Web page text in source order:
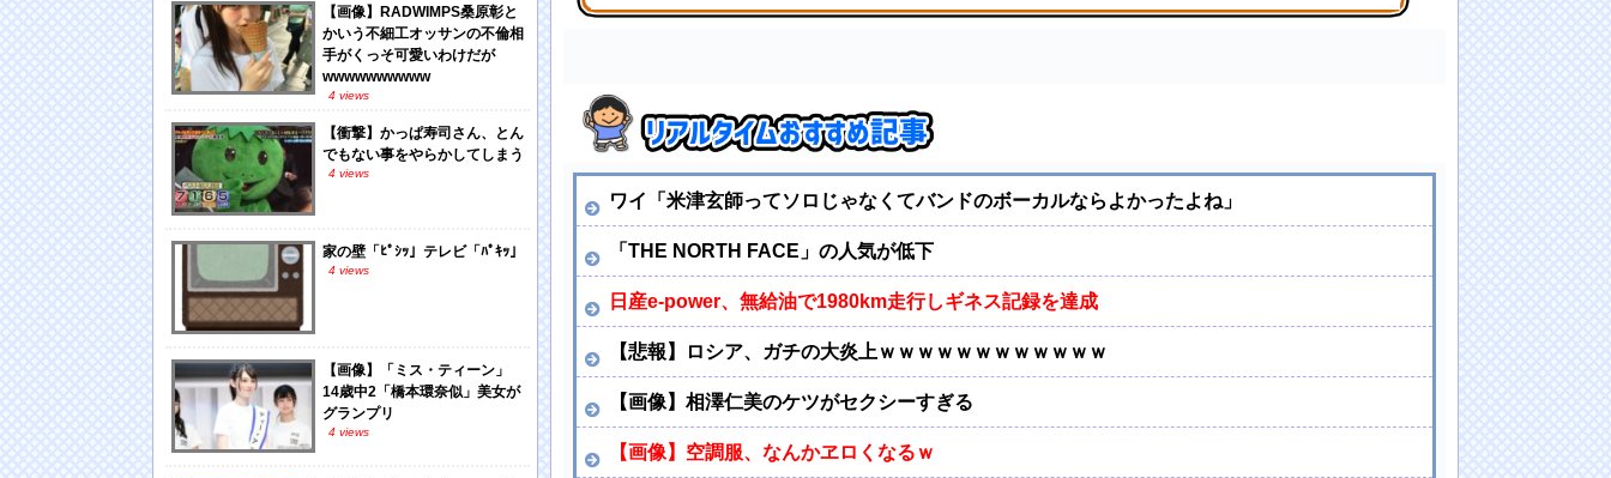
ワイ「米津玄師ってソロじゃなくてバンドのボーカルならよかったよね」
「THE NORTH FACE」の人気が低下
日産e-power、無給油で1980km走行しギネス記録を達成
【悲報】ロシア、ガチの大炎上ｗｗｗｗｗｗｗｗｗｗｗｗ
【画像】相澤仁美のケツがセクシーすぎる
【画像】空調服、なんかヱロくなるｗ
【画像】RADWIMPS桑原彰と
かいう不細工オッサンの不倫相
手がくっそ可愛いわけだが
wwwwwwwwww
4 views
【衝撃】かっぱ寿司さん、とん
でもない事をやらかしてしまう
4 views
家の壁「ﾋﾟｼｯ」テレビ「ﾊﾟｷｯ」
4 views
【画像】「ミス・ティーン」
14歳中2「橋本環奈似」美女が
グランプリ
4 views